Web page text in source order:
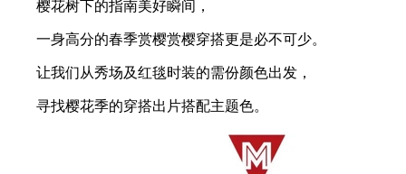
樱花树下的指南美好瞬间，
一身高分的春季赏樱赏樱穿搭更是必不可少。
让我们从秀场及红毯时装的需份颜色出发，
寻找樱花季的穿搭出片搭配主题色。